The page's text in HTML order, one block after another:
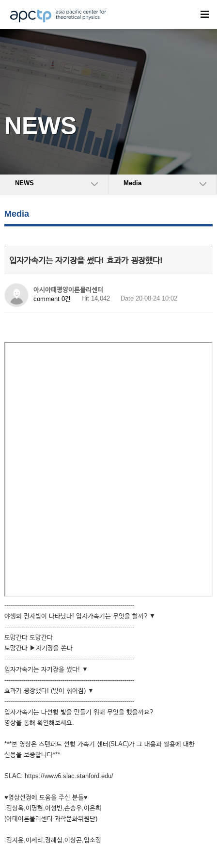
NEWS
NEWS Media
Media
입자가속기는 자기장을 썼다! 효과가 굉장했다!
아시아태평양이론물리센터
comment 0건
Hit 14,042 Date 20-08-24 10:02
-------------------------------------------------------------------
야생의 전자빔이 나타났다! 입자가속기는 무엇을 할까? ▼
-------------------------------------------------------------------
도망간다 도망간다
도망간다 ▶자기장을 쓴다
-------------------------------------------------------------------
입자가속기는 자기장을 썼다! ▼
-------------------------------------------------------------------
효과가 굉장했다! (빛이 휘어짐) ▼
-------------------------------------------------------------------
입자가속기는 나선형 빛을 만들기 위해 무엇을 했을까요?
영상을 통해 확인해보세요.
***본 영상은 스탠퍼드 선형 가속기 센터(SLAC)가 그 내용과 활용에 대한
신용을 보증합니다***
SLAC: https://www6.slac.stanford.edu/
♥영상선정에 도움을 주신 분들♥
:김상욱,이명현,이성빈,손승우,이은희
(아태이론물리센터 과학문화위원단)
:김지윤,이세리,정혜심,이상곤,임소정